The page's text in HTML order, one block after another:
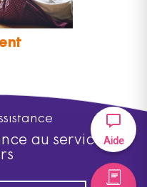
Aide
au service des